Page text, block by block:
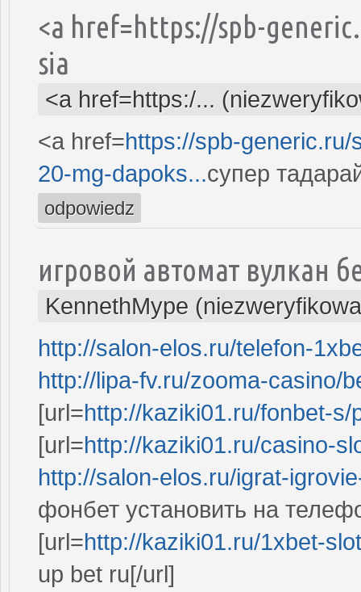
<a href=https://spb-
sia
<a href=https:/...
<a href=https://spb-
20-mg-dapoks...супер
odpowiedz
игровой автомат вулкан
KennethMype
http://salon-elos.ru/telefon-
http://lipa-fv.ru/zooma-casino/
[url=http://kaziki01.ru/fonbet-s/
[url=http://kaziki01.ru/casino-
http://salon-elos.ru/igrat-
фонбет установить на
[url=http://kaziki01.ru/1xbet-
up bet ru[/url]